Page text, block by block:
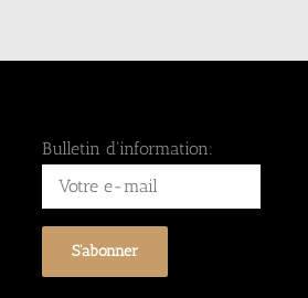
Bulletin d'information: